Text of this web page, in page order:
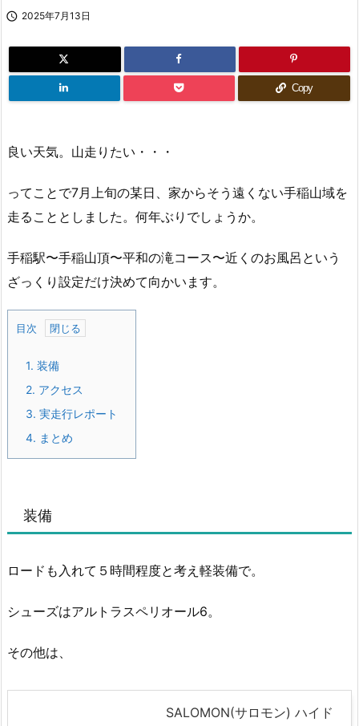
 2025年7月13日
Copy
良い天気。山走りたい・・・
ってことで7月上旬の某日、家からそう遠くない手稲山域を
走ることとしました。何年ぶりでしょうか。
手稲駅〜手稲山頂〜平和の滝コース〜近くのお風呂という
ざっくり設定だけ決めて向かいます。
目次
1. 装備
2. アクセス
3. 実走行レポート
4. まとめ
装備
ロードも入れて５時間程度と考え軽装備で。
シューズはアルトラスペリオール6。
その他は、
SALOMON(サロモン) ハイド